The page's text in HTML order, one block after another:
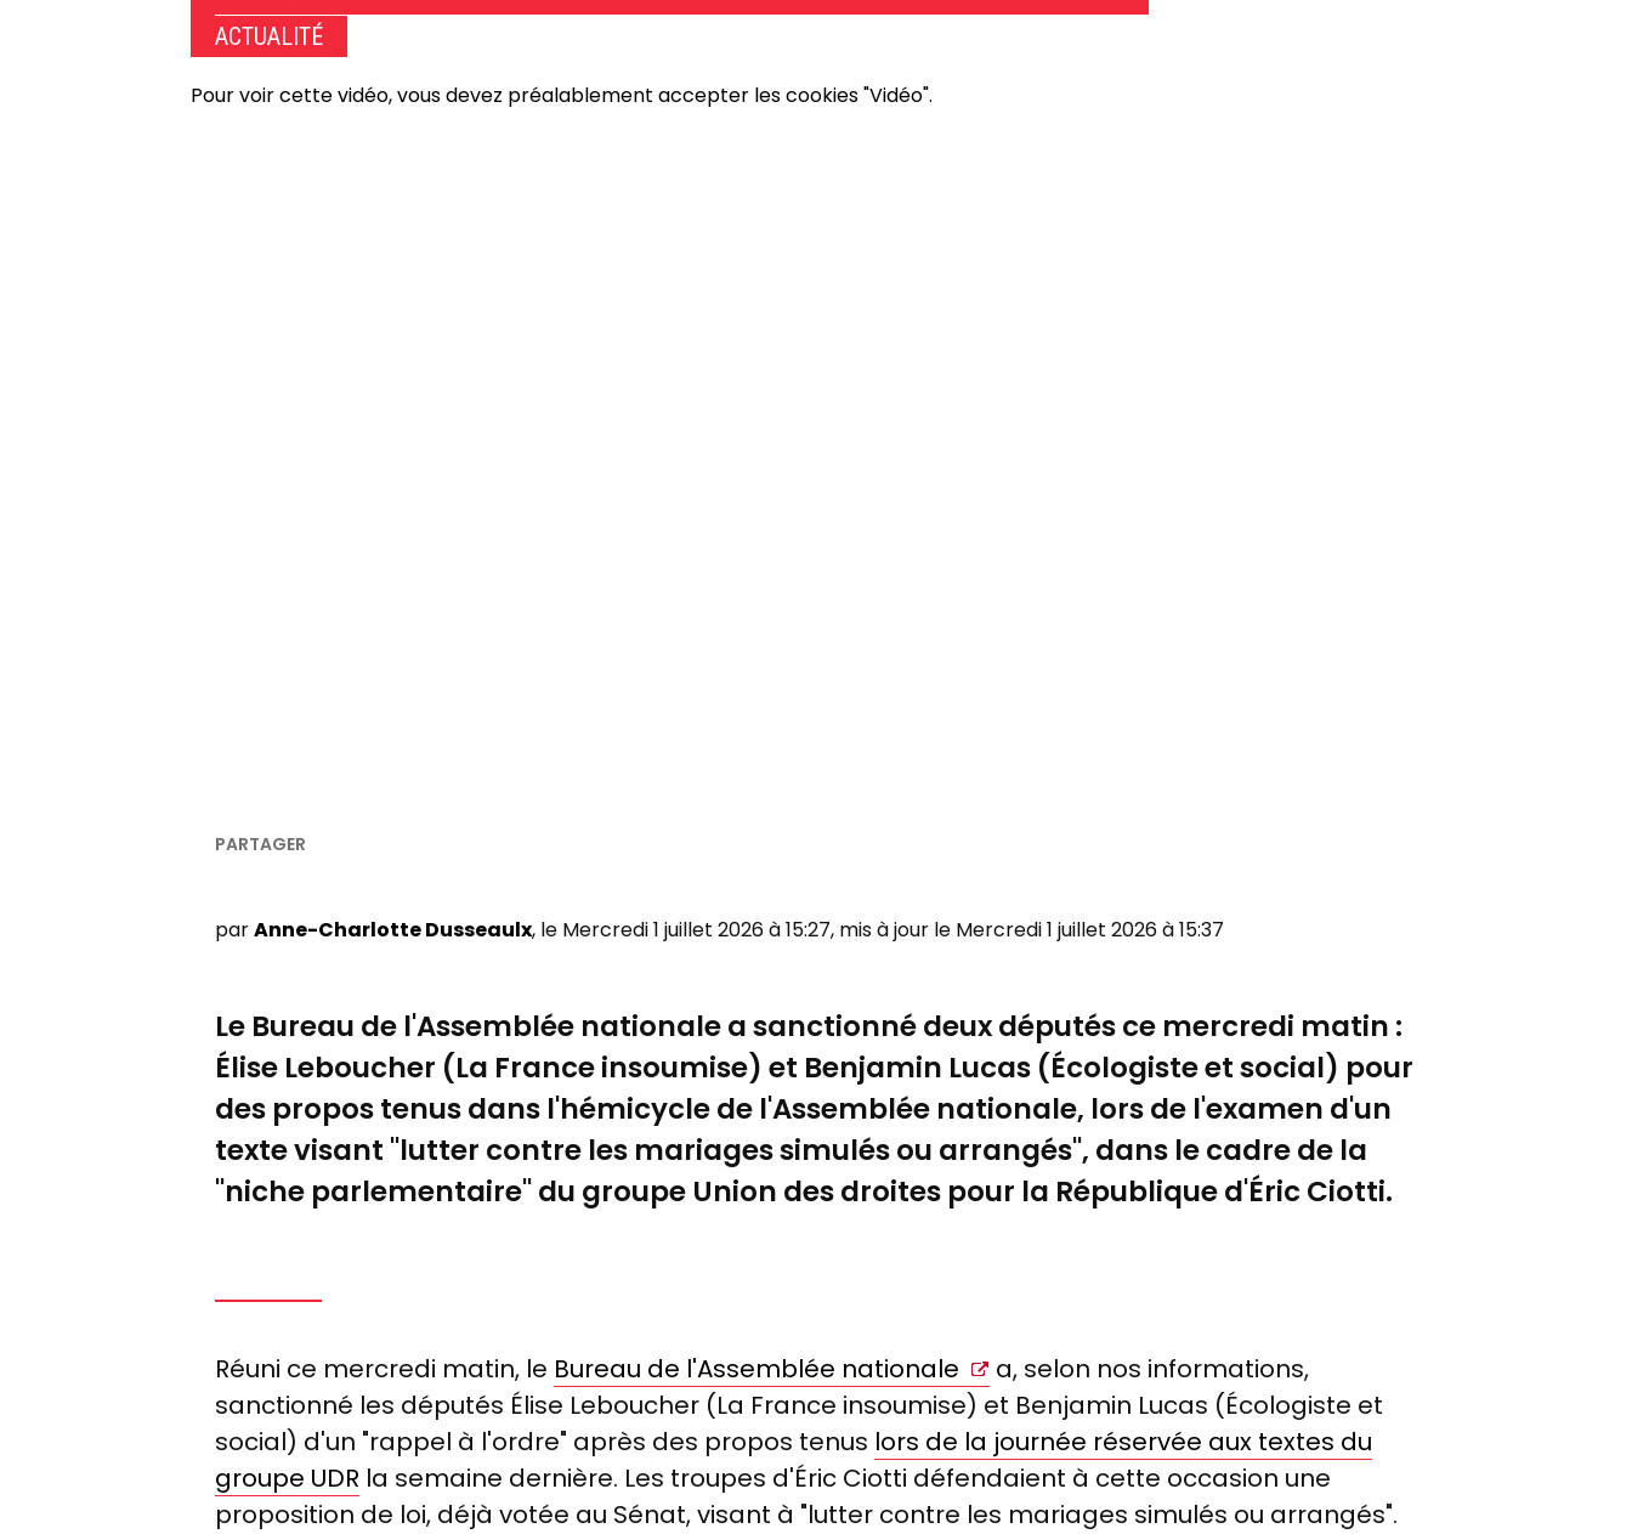
ACTUALITÉ
Pour voir cette vidéo, vous devez préalablement accepter les cookies "Vidéo".
parAnne-Charlotte Dusseaulx, le Mercredi 1 juillet 2026 à 15:27, mis à jour le Mercredi 1 juillet 2026 à 15:37
Le Bureau de l'Assemblée nationale a sanctionné deux députés ce mercredi matin :
Élise Leboucher (La France insoumise) et Benjamin Lucas (Écologiste et social) pour
des propos tenus dans l'hémicycle de l'Assemblée nationale, lors de l'examen d'un
texte visant "lutter contre les mariages simulés ou arrangés", dans le cadre de la
"niche parlementaire" du groupe Union des droites pour la République d'Éric Ciotti.
Réuni ce mercredi matin, le Bureau de l'Assemblée nationale
a, selon nos informations,
sanctionné les députés Élise Leboucher (La France insoumise) et Benjamin Lucas (Écologiste et
social) d'un "rappel à l'ordre" après des propos tenus lors de la journée réservée aux textes du
groupe UDR la semaine dernière. Les troupes d'Éric Ciotti défendaient à cette occasion une
proposition de loi, déjà votée au Sénat, visant à "lutter contre les mariages simulés ou arrangés".